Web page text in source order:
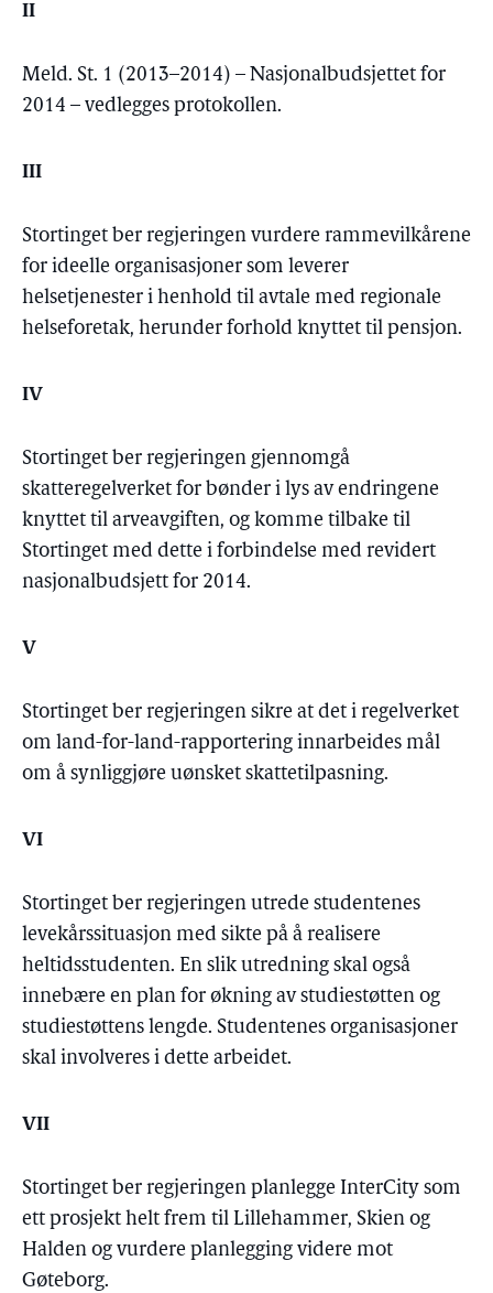
II
Meld. St. 1 (2013–2014) – Nasjonalbudsjettet for
2014 – vedlegges protokollen.
III
Stortinget ber regjeringen vurdere rammevilkårene
for ideelle organisasjoner som leverer
helsetjenester i henhold til avtale med regionale
helseforetak, herunder forhold knyttet til pensjon.
IV
Stortinget ber regjeringen gjennomgå
skatteregelverket for bønder i lys av endringene
knyttet til arveavgiften, og komme tilbake til
Stortinget med dette i forbindelse med revidert
nasjonalbudsjett for 2014.
V
Stortinget ber regjeringen sikre at det i regelverket
om land-for-land-rapportering innarbeides mål
om å synliggjøre uønsket skattetilpasning.
VI
Stortinget ber regjeringen utrede studentenes
levekårssituasjon med sikte på å realisere
heltidsstudenten. En slik utredning skal også
innebære en plan for økning av studiestøtten og
studiestøttens lengde. Studentenes organisasjoner
skal involveres i dette arbeidet.
VII
Stortinget ber regjeringen planlegge InterCity som
ett prosjekt helt frem til Lillehammer, Skien og
Halden og vurdere planlegging videre mot
Gøteborg.